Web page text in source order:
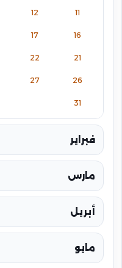
11
12
16
17
21
22
26
27
31
فبراير
مارس
أبريل
مايو